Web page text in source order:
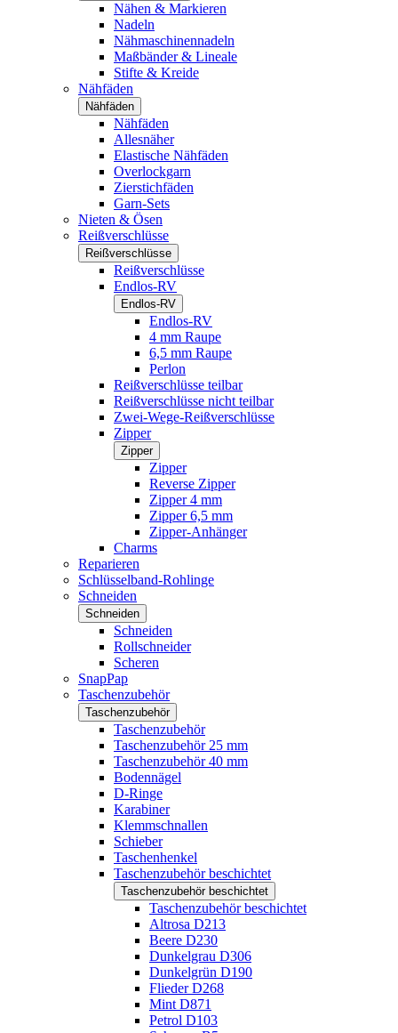
Nähen & Markieren
Nadeln
Nähmaschinennadeln
Maßbänder & Lineale
Stifte & Kreide
Nähfäden
Nähfäden
Nähfäden
Allesnäher
Elastische Nähfäden
Overlockgarn
Zierstichfäden
Garn-Sets
Nieten & Ösen
Reißverschlüsse
Reißverschlüsse
Reißverschlüsse
Endlos-RV
Endlos-RV
Endlos-RV
4 mm Raupe
6,5 mm Raupe
Perlon
Reißverschlüsse teilbar
Reißverschlüsse nicht teilbar
Zwei-Wege-Reißverschlüsse
Zipper
Zipper
Zipper
Reverse Zipper
Zipper 4 mm
Zipper 6,5 mm
Zipper-Anhänger
Charms
Reparieren
Schlüsselband-Rohlinge
Schneiden
Schneiden
Schneiden
Rollschneider
Scheren
SnapPap
Taschenzubehör
Taschenzubehör
Taschenzubehör
Taschenzubehör 25 mm
Taschenzubehör 40 mm
Bodennägel
D-Ringe
Karabiner
Klemmschnallen
Schieber
Taschenhenkel
Taschenzubehör beschichtet
Taschenzubehör beschichtet
Taschenzubehör beschichtet
Altrosa D213
Beere D230
Dunkelgrau D306
Dunkelgrün D190
Flieder D268
Mint D871
Petrol D103